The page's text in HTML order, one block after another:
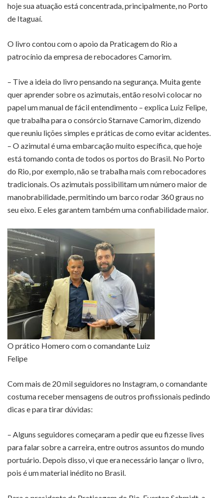
hoje sua atuação está concentrada, principalmente, no Porto
de Itaguaí.
O livro contou com o apoio da Praticagem do Rio a
patrocínio da empresa de rebocadores Camorim.
– Tive a ideia do livro pensando na segurança. Muita gente
quer aprender sobre os azimutais, então resolvi colocar no
papel um manual de fácil entendimento – explica Luiz Felipe,
que trabalha para o consórcio Starnave Camorim, dizendo
que reuniu lições simples e práticas de como evitar acidentes.
– O azimutal é uma embarcação muito específica, que hoje
está tomando conta de todos os portos do Brasil. No Porto
do Rio, por exemplo, não se trabalha mais com rebocadores
tradicionais. Os azimutais possibilitam um número maior de
manobrabilidade, permitindo um barco rodar 360 graus no
seu eixo. E eles garantem também uma confiabilidade maior.
O prático Homero com o comandante Luiz
Felipe
Com mais de 20 mil seguidores no Instagram, o comandante
costuma receber mensagens de outros profissionais pedindo
dicas e para tirar dúvidas:
– Alguns seguidores começaram a pedir que eu fizesse lives
para falar sobre a carreira, entre outros assuntos do mundo
portuário. Depois disso, vi que era necessário lançar o livro,
pois é um material inédito no Brasil.